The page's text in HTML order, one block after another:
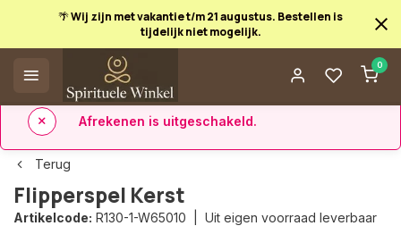
🌴 Wij zijn met vakantie t/m 21 augustus. Bestellen is
tijdelijk niet mogelijk.
0
✅ 14 dagen retourrecht ✅ Direct uit eigen voorraad leverbaar
Afrekenen is uitgeschakeld.
Terug
Flipperspel Kerst
Artikelcode: R130-1-W65010 | Uit eigen voorraad leverbaar